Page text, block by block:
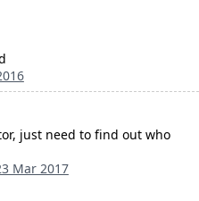
just need to find out who
Mar 2017